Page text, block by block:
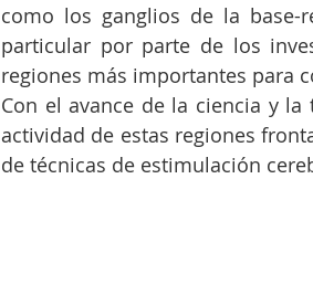
como los ganglios de la
particular por parte de los
regiones más importantes para
Con el avance de la ciencia y
actividad de estas regiones
de técnicas de estimulación